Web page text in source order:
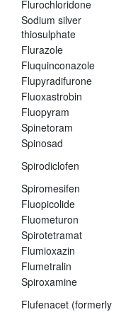
Flurochloridone
Sodium silver
thiosulphate
Flurazole
Fluquinconazole
Flupyradifurone
Fluoxastrobin
Fluopyram
Spinetoram
Spinosad
Spirodiclofen
Spiromesifen
Fluopicolide
Fluometuron
Spirotetramat
Flumioxazin
Flumetralin
Spiroxamine
Flufenacet (formerly